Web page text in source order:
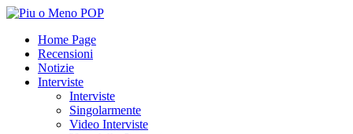
Home Page
Recensioni
Notizie
Interviste
Interviste
Singolarmente
Video Interviste